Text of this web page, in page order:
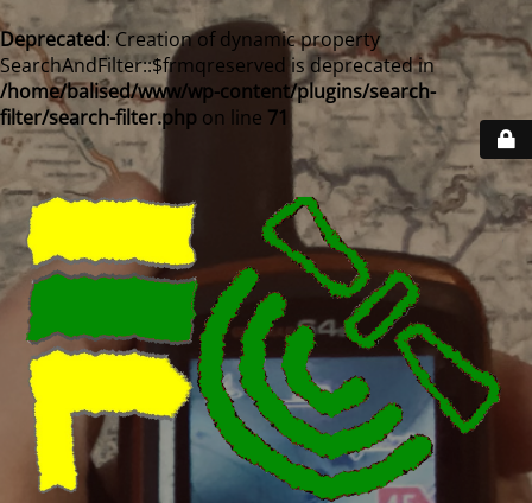
Deprecated: Creation of dynamic property
SearchAndFilter::$frmqreserved is deprecated in
/home/balised/www/wp-content/plugins/search-
filter/search-filter.php on line 71